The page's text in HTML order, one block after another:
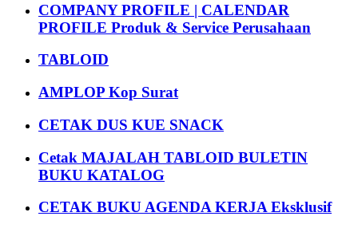
COMPANY PROFILE | CALENDAR
PROFILE Produk & Service Perusahaan
TABLOID
AMPLOP Kop Surat
CETAK DUS KUE SNACK
Cetak MAJALAH TABLOID BULETIN
BUKU KATALOG
CETAK BUKU AGENDA KERJA Eksklusif